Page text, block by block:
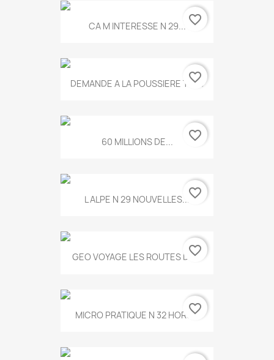
CA M INTERESSE N 29... favorite_border
DEMANDE A LA POUSSIERE T.778
favorite_border
60 MILLIONS DE... favorite_border
L ALPE N 29 NOUVELLES...favorite_border
GEO VOYAGE LES ROUTES DE...
favorite_border
MICRO PRATIQUE N 32 HORS...
favorite_border